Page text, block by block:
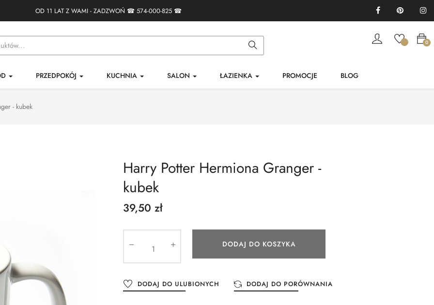
OD 11 LAT Z WAMI - ZADZWOŃ ☎ 574-000-825 ☎ FacebookPinterest
0
PRZEDPOKÓJ KUCHNIA SALON ŁAZIENKA PROMOCJE BLOG
- kubek
Harry Potter Hermiona Granger -
kubek
39,50 zł
DODAJ DO KOSZYKA
DODAJ DO ULUBIONYCH DODAJ DO PORÓWNANIA